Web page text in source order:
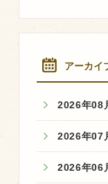
アーカイ
2026年08
2026年07
2026年06